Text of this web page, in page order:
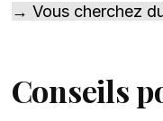
→ Vous cherchez
Conseils